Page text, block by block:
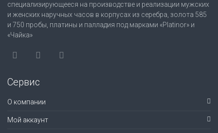
специализирующееся на производстве и реализации мужских
и женских наручных часов в корпусах из серебра, золота 585
и 750 пробы, платины и палладия под марками «Platinor» и
«Чайка»
Сервис
О компании
Мой аккаунт